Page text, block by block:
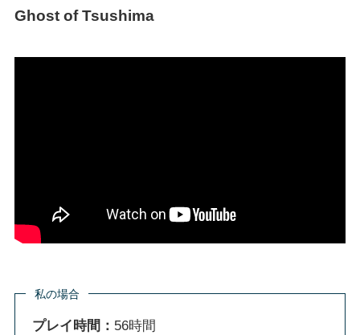
Ghost of Tsushima
私の場合
プレイ時間： 56時間